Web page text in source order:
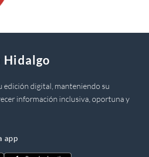
Hidalgo
edición digital, manteniendo su
información inclusiva, oportuna y
app